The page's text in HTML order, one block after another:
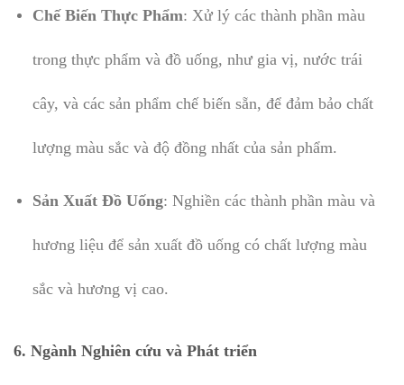
Chế Biến Thực Phẩm: Xử lý các thành phần màu
trong thực phẩm và đồ uống, như gia vị, nước trái
cây, và các sản phẩm chế biến sẵn, để đảm bảo chất
lượng màu sắc và độ đồng nhất của sản phẩm.
Sản Xuất Đồ Uống: Nghiền các thành phần màu và
hương liệu để sản xuất đồ uống có chất lượng màu
sắc và hương vị cao.
6. Ngành Nghiên cứu và Phát triển